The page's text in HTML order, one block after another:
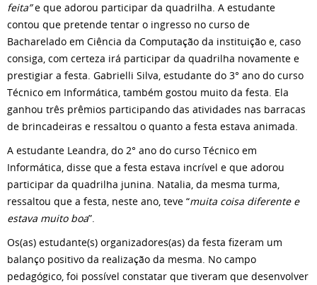
feita”e que adorou participar da quadrilha. A estudante
contou que pretende tentar o ingresso no curso de
Bacharelado em Ciência da Computação da instituição e, caso
consiga, com certeza irá participar da quadrilha novamente e
prestigiar a festa. Gabrielli Silva, estudante do 3° ano do curso
Técnico em Informática, também gostou muito da festa. Ela
ganhou três prêmios participando das atividades nas barracas
de brincadeiras e ressaltou o quanto a festa estava animada.
A estudante Leandra, do 2° ano do curso Técnico em
Informática, disse que a festa estava incrível e que adorou
participar da quadrilha junina. Natalia, da mesma turma,
ressaltou que a festa, neste ano, teve “muita coisa diferente e
estava muito boa”.
Os(as) estudante(s) organizadores(as) da festa fizeram um
balanço positivo da realização da mesma. No campo
pedagógico, foi possível constatar que tiveram que desenvolver